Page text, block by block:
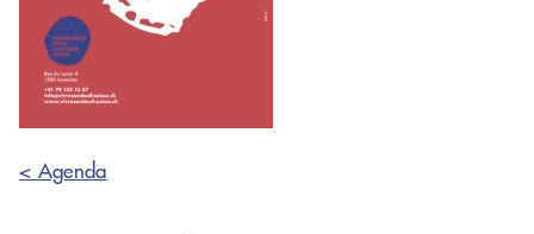
< Agenda